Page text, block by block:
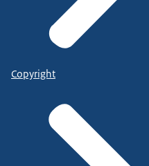
Copyright